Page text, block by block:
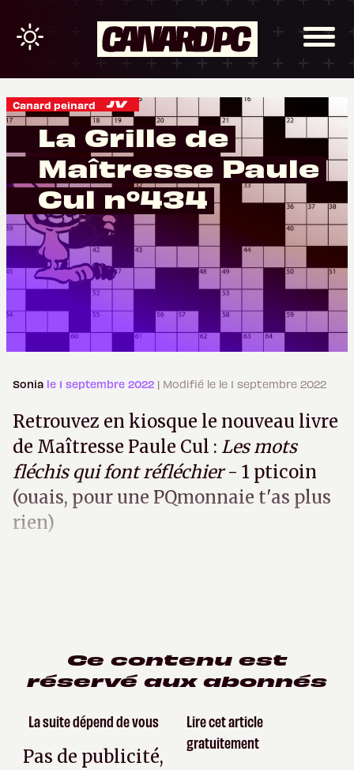
Canard peinard
La Grille de
Maîtresse Paule
Cul n°434
Sonia le 1 septembre 2022 | Modifié le le 1 septembre 2022
Retrouvez en kiosque le nouveau livre
de Maîtresse Paule Cul : Les mots
fléchis qui font réfléchier- 1 pticoin
(ouais, pour une PQmonnaie t'as plus
rien)
Ce contenu est
réservé aux abonnés
La suite dépend de vous
Pas de publicité,
Lire cet article
gratuitement